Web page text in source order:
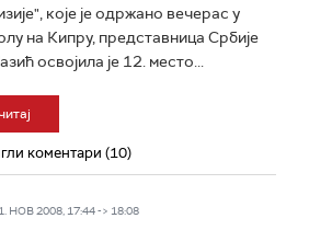
које је одржано вечерас у
на Кипру, представница Србије
освојила је 12. место...
коментари (10)
НОВ 2008, 17:44 -> 18:08